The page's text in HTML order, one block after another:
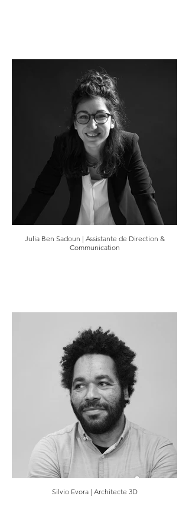
Julia Ben Sadoun | Assistante de Direction &
Communication
Silvio Evora | Architecte 3D